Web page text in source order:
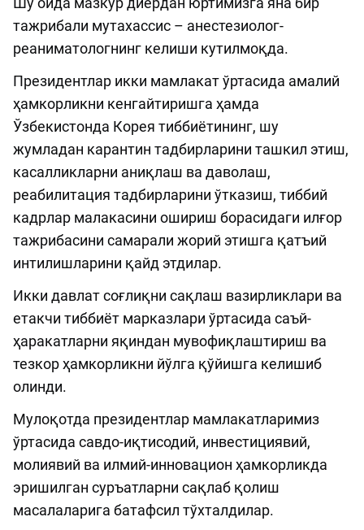
тажрибали мутахассис – анестезиолог-
реаниматологнинг келиши кутилмоқда.
Президентлар икки мамлакат ўртасида амалий
ҳамкорликни кенгайтиришга ҳамда
Ўзбекистонда Корея тиббиётининг, шу
жумладан карантин тадбирларини ташкил этиш,
касалликларни аниқлаш ва даволаш,
реабилитация тадбирларини ўтказиш, тиббий
кадрлар малакасини ошириш борасидаги илғор
тажрибасини самарали жорий этишга қатъий
интилишларини қайд этдилар.
Икки давлат соғлиқни сақлаш вазирликлари ва
етакчи тиббиёт марказлари ўртасида саъй-
ҳаракатларни яқиндан мувофиқлаштириш ва
тезкор ҳамкорликни йўлга қўйишга келишиб
олинди.
Мулоқотда президентлар мамлакатларимиз
ўртасида савдо-иқтисодий, инвестициявий,
молиявий ва илмий-инновацион ҳамкорликда
эришилган суръатларни сақлаб қолиш
масалаларига батафсил тўхталдилар.